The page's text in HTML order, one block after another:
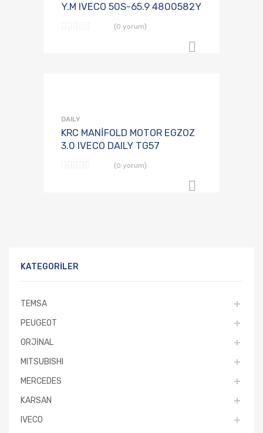
Y.M IVECO 50S-65.9 4800582Y
(0 yorum)
DAILY
KRC MANİFOLD MOTOR EGZOZ
3.0 IVECO DAILY TG57
(0 yorum)
KATEGORILER
TEMSA
PEUGEOT
ORJİNAL
MITSUBISHI
MERCEDES
KARSAN
IVECO